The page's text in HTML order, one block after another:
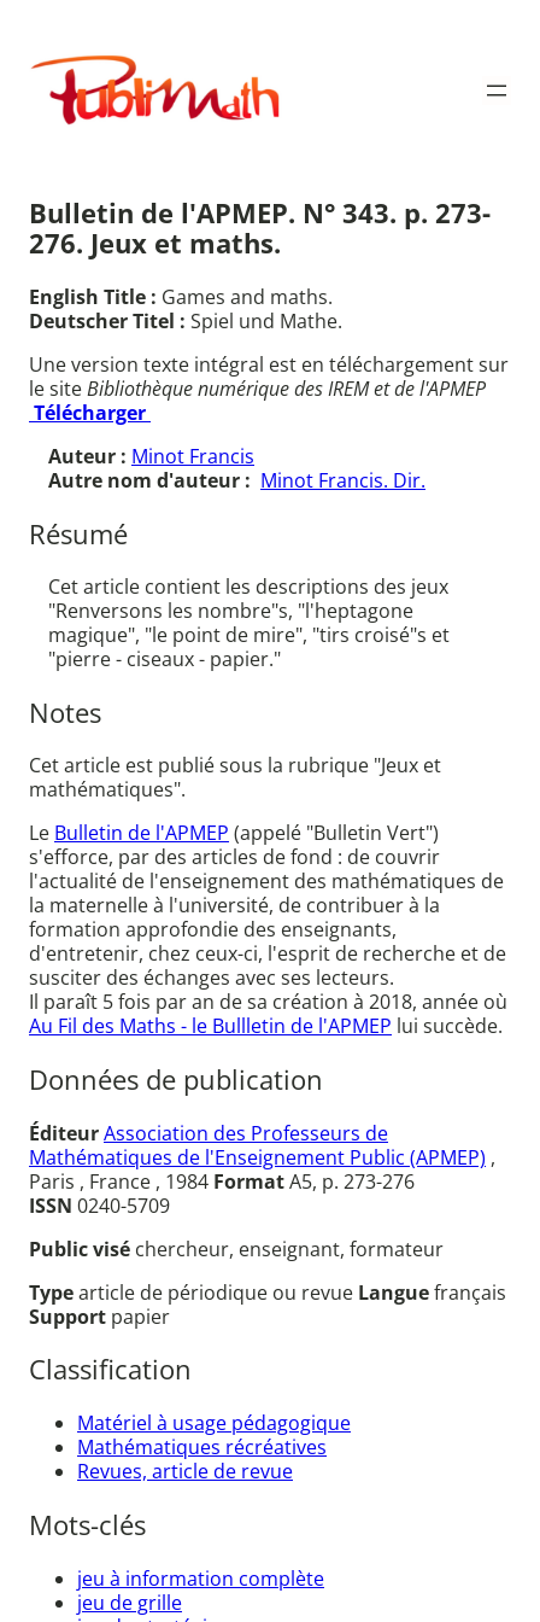
contenu
Publimath
Bulletin de l'APMEP. N° 343. p. 273-
276. Jeux et maths.
English Title : Games and maths.
Deutscher Titel : Spiel und Mathe.
Une version texte intégral est en téléchargement sur
le siteBibliothèque numérique des IREM et de l'APMEP
Télécharger
Auteur : Minot Francis
Autre nom d'auteur : Minot Francis. Dir.
Résumé
Cet article contient les descriptions des jeux
"Renversons les nombre"s, "l'heptagone
magique", "le point de mire", "tirs croisé"s et
"pierre - ciseaux - papier."
Notes
Cet article est publié sous la rubrique "Jeux et
mathématiques".
Le Bulletin de l'APMEP (appelé "Bulletin Vert")
s'efforce, par des articles de fond : de couvrir
l'actualité de l'enseignement des mathématiques de
la maternelle à l'université, de contribuer à la
formation approfondie des enseignants,
d'entretenir, chez ceux-ci, l'esprit de recherche et de
susciter des échanges avec ses lecteurs.
Il paraît 5 fois par an de sa création à 2018, année où
Au Fil des Maths - le Bullletin de l'APMEP lui succède.
Données de publication
ÉditeurAssociation des Professeurs de
Mathématiques de l'Enseignement Public (APMEP) ,
Paris , France , 1984 FormatA5, p. 273-276
ISSN 0240-5709
Public visé chercheur, enseignant, formateur
Typearticle de périodique ou revue Languefrançais
Support papier
Classification
Matériel à usage pédagogique
Mathématiques récréatives
Revues, article de revue
Mots-clés
jeu à information complète
jeu de grille